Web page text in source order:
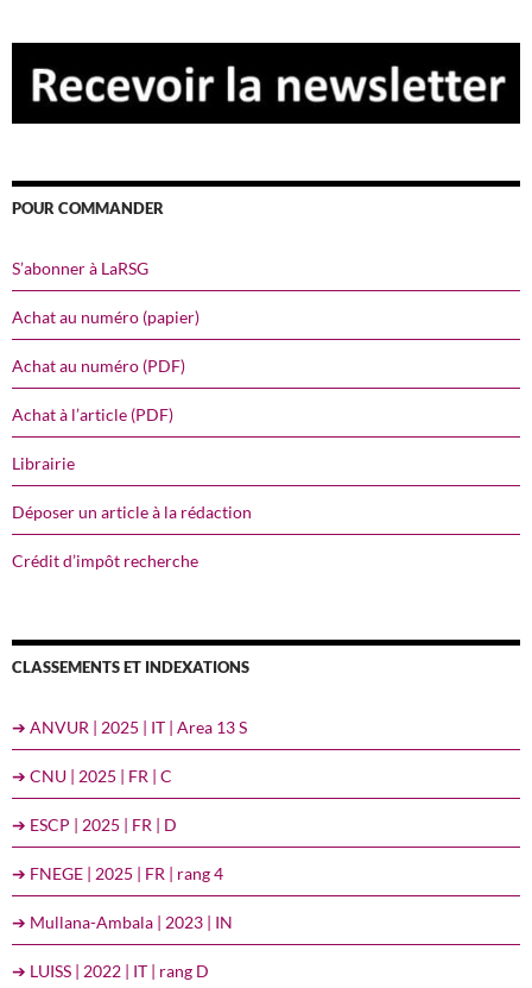
POUR COMMANDER
S’abonner à LaRSG
Achat au numéro (papier)
Achat au numéro (PDF)
Achat à l’article (PDF)
Librairie
Déposer un article à la rédaction
Crédit d’impôt recherche
CLASSEMENTS ET INDEXATIONS
➔ ANVUR | 2025 | IT | Area 13 S
➔ CNU | 2025 | FR | C
➔ ESCP | 2025 | FR | D
➔ FNEGE | 2025 | FR | rang 4
➔ Mullana-Ambala | 2023 | IN
➔ LUISS | 2022 | IT | rang D